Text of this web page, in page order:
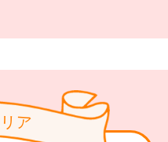
リ ア